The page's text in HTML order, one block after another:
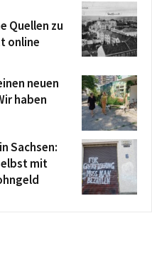
Quellen zu
online
neuen
haben
Sachsen:
mit